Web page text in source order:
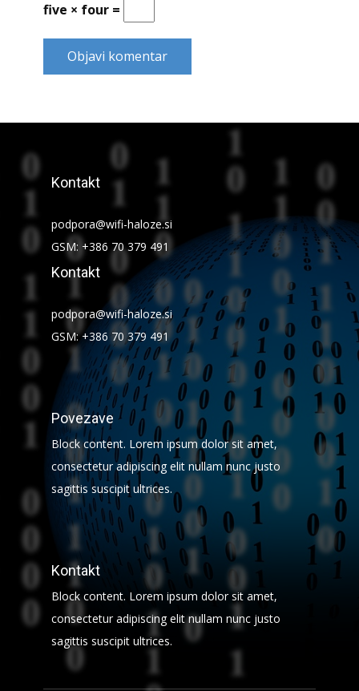
five × four =
Objavi komentar
Kontakt
podpora@wifi-haloze.si
GSM: +386 70 379 491
Kontakt
podpora@wifi-haloze.si
GSM: +386 70 379 491
Povezave
Block content. Lorem ipsum dolor sit amet,
consectetur adipiscing elit nullam nunc justo
sagittis suscipit ultrices.
Kontakt
Block content. Lorem ipsum dolor sit amet,
consectetur adipiscing elit nullam nunc justo
sagittis suscipit ultrices.